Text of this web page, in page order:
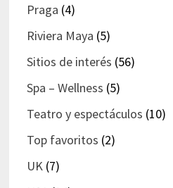
Praga (4)
Riviera Maya (5)
Sitios de interés (56)
Spa – Wellness (5)
Teatro y espectáculos (10)
Top favoritos (2)
UK(7)